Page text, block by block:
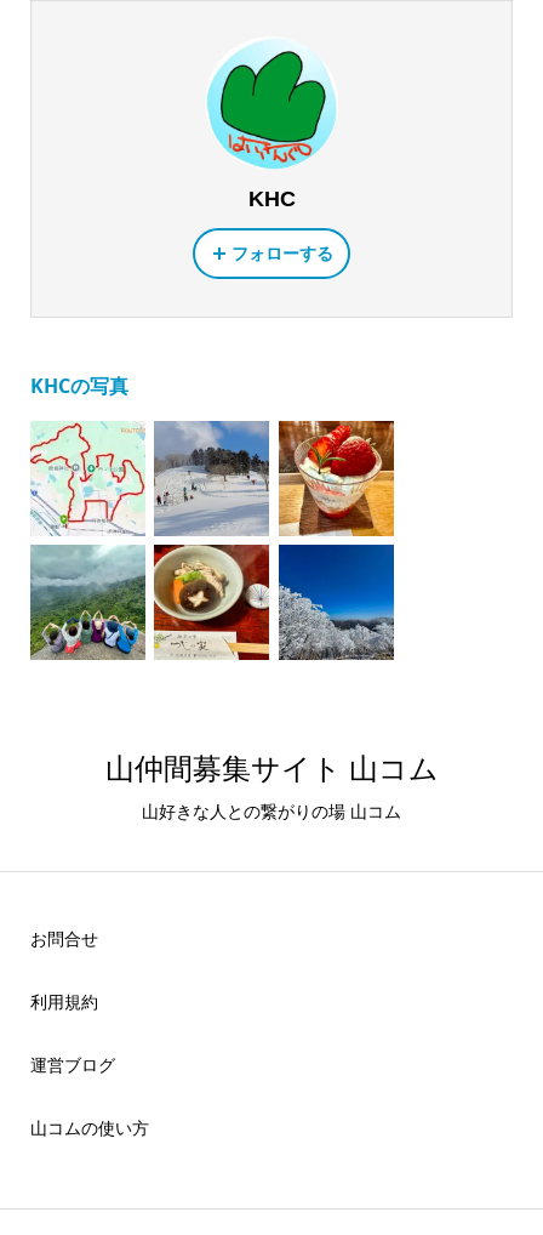
KHC
フォローする
KHCの写真
山仲間募集サイト 山コム
山好きな人との繋がりの場 山コム
お問合せ
利用規約
運営ブログ
山コムの使い方